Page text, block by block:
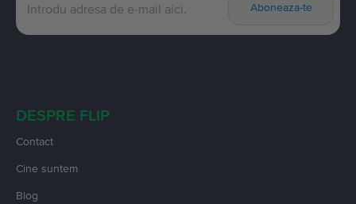
Aboneaza-te
DESPRE FLIP
Contact
Cine suntem
Blog